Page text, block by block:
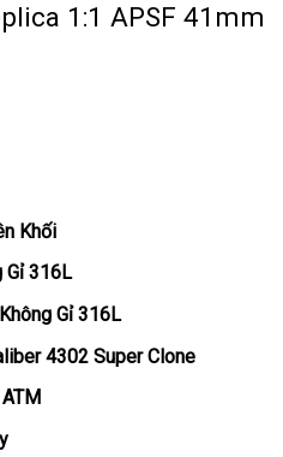
1:1 APSF 41mm
Khối
Gỉ 316L
Gỉ 316L
4302 Super Clone